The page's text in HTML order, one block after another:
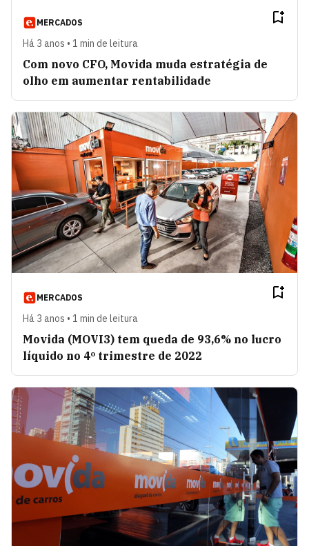
MERCADOS
Há 3 anos • 1 min de leitura
Com novo CFO, Movida muda estratégia de
olho em aumentar rentabilidade
MERCADOS
Há 3 anos • 1 min de leitura
Movida (MOVI3) tem queda de 93,6% no lucro
líquido no 4º trimestre de 2022